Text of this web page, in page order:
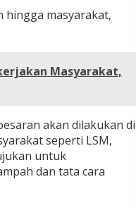
hingga masyarakat,
Masyarakat,
akan dilakukan di
seperti LSM,
untuk
dan tata cara